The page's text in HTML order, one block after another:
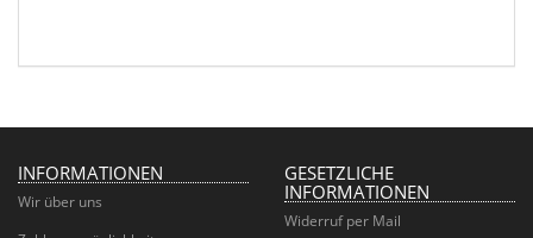
INFORMATIONEN
Wir über uns
GESETZLICHE
INFORMATIONEN
Widerruf per Mail